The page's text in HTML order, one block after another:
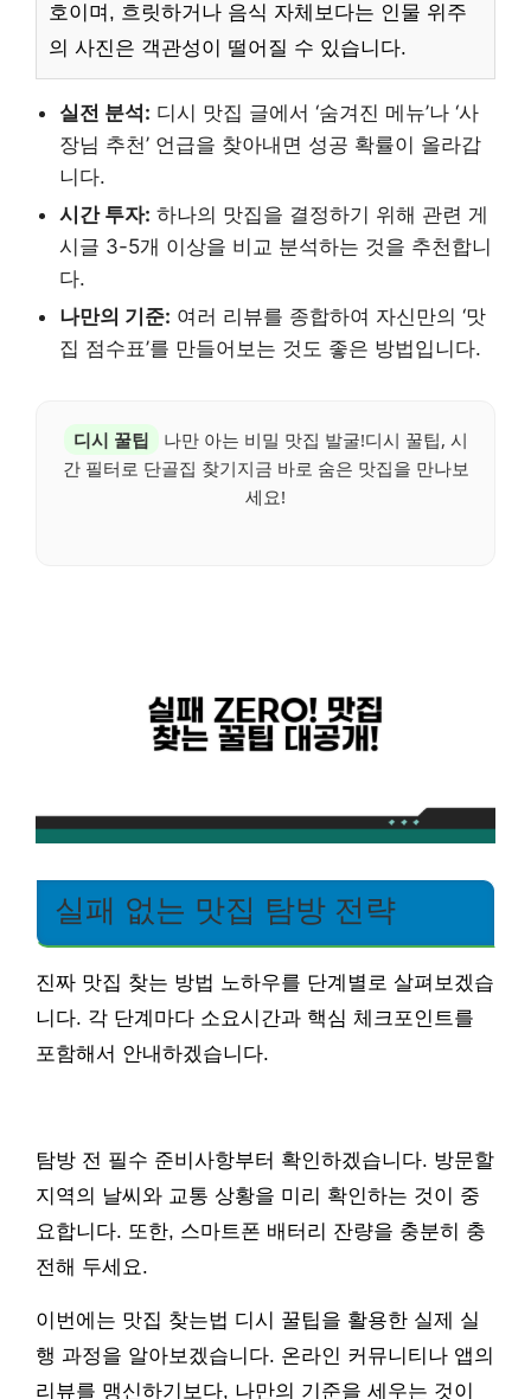
호이며, 흐릿하거나 음식 자체보다는 인물 위주
의 사진은 객관성이 떨어질 수 있습니다.
실전 분석: 디시 맛집 글에서 ‘숨겨진 메뉴’나 ‘사
장님 추천’ 언급을 찾아내면 성공 확률이 올라갑
니다.
시간 투자: 하나의 맛집을 결정하기 위해 관련 게
시글 3-5개 이상을 비교 분석하는 것을 추천합니
다.
나만의 기준: 여러 리뷰를 종합하여 자신만의 ‘맛
집 점수표’를 만들어보는 것도 좋은 방법입니다.
디시 꿀팁
나만 아는 비밀 맛집 발굴!디시 꿀팁, 시
간 필터로 단골집 찾기지금 바로 숨은 맛집을 만나보
세요!
실패 없는 맛집 탐방 전략
진짜 맛집 찾는 방법 노하우를 단계별로 살펴보겠습
니다. 각 단계마다 소요시간과 핵심 체크포인트를
포함해서 안내하겠습니다.
탐방 전 필수 준비사항부터 확인하겠습니다. 방문할
지역의 날씨와 교통 상황을 미리 확인하는 것이 중
요합니다. 또한, 스마트폰 배터리 잔량을 충분히 충
전해 두세요.
이번에는 맛집 찾는법 디시 꿀팁을 활용한 실제 실
행 과정을 알아보겠습니다. 온라인 커뮤니티나 앱의
리뷰를 맹신하기보다, 나만의 기준을 세우는 것이